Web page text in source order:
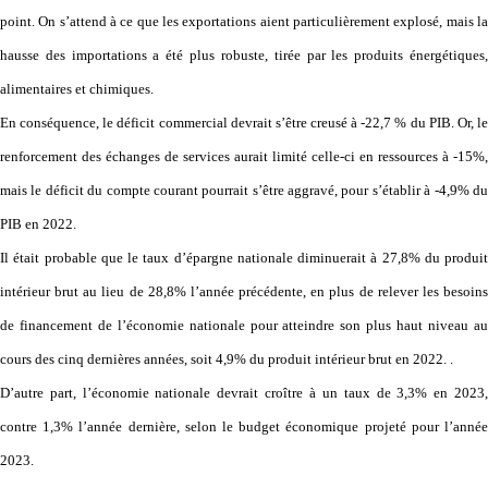
point. On s’attend à ce que les exportations aient particulièrement explosé, mais la
hausse des importations a été plus robuste, tirée par les produits énergétiques,
alimentaires et chimiques.
En conséquence, le déficit commercial devrait s’être creusé à -22,7 % du PIB. Or, le
renforcement des échanges de services aurait limité celle-ci en ressources à -15%,
mais le déficit du compte courant pourrait s’être aggravé, pour s’établir à -4,9% du
PIB en 2022.
Il était probable que le taux d’épargne nationale diminuerait à 27,8% du produit
intérieur brut au lieu de 28,8% l’année précédente, en plus de relever les besoins
de financement de l’économie nationale pour atteindre son plus haut niveau au
cours des cinq dernières années, soit 4,9% du produit intérieur brut en 2022. .
D’autre part, l’économie nationale devrait croître à un taux de 3,3% en 2023,
contre 1,3% l’année dernière, selon le budget économique projeté pour l’année
2023.